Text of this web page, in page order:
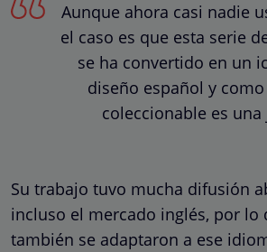
Aunque ahora casi nadie
el caso es que esta serie
se ha convertido en un
diseño español y
coleccionable es una
Su trabajo tuvo mucha difusión
incluso el mercado inglés, por lo
también se adaptaron a ese